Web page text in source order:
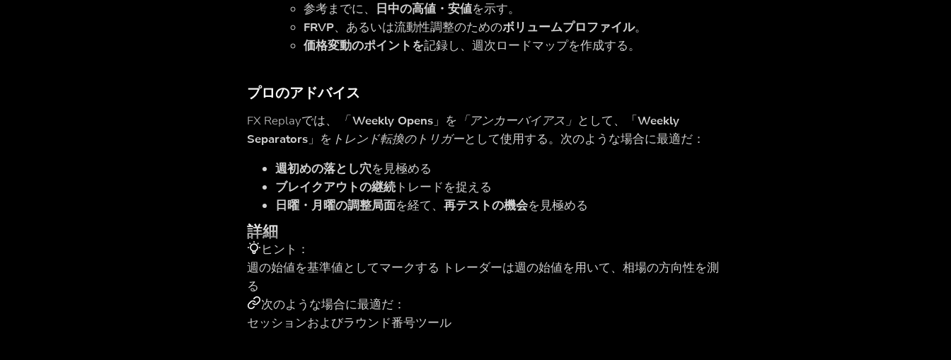
参考までに、 日中の高値・安値を示す。
FRVP、あるいは流動性調整のためのボリュームプロファイル。
価格変動のポイントを記録し、週次ロードマップを作成する。
プロのアドバイス
FX Replayでは、 「Weekly Opens 」を 「アンカーバイアス」 として、「Weekly
Separators 」を トレンド転換のトリガーとして使用する。次のような場合に最適だ：
週初めの落とし穴を見極める
ブレイクアウトの継続 トレードを捉える
日曜・月曜の調整局面を経て、再テストの機会を見極める
詳細
ヒント：
週の始値を基準値としてマークする トレーダーは週の始値を用いて、相場の方向性を測
る
次のような場合に最適だ：
セッションおよびラウンド番号ツール